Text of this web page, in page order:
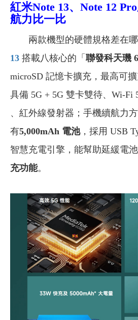
紅米Note 13、Note 12
航力比一比
兩款機型的硬體規格差在哪
13 搭載八核心的「 聯發科天璣
microSD 記憶卡擴充，最高可
具備 5G + 5G 雙卡雙待、Wi-Fi
、紅外線發射器；手機續航力方
有5,000mAh 電池，採用 USB
智慧充電引擎，能幫助延緩電
充功能。